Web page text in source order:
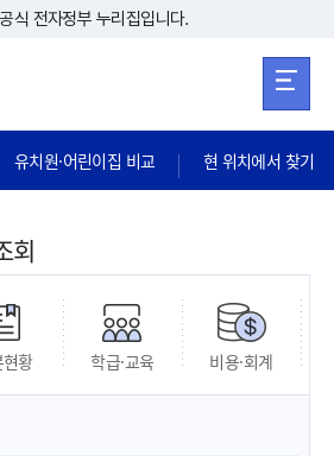
본문 바로가기
식 전자정부 누리집입니다.
유치원·어린이집 비교 현 위치에서 찾기
회
황 학급·교육 비용·회계